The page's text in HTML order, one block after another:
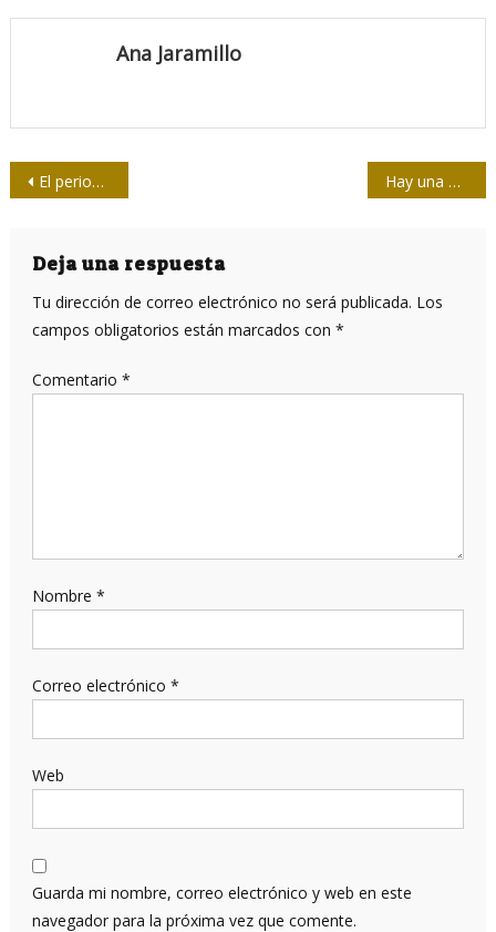
Ana Jaramillo
Navegación
entradas
El periodista y poeta Hay una guerra global en marcha, mientras el Dólar se devora al Euro
Deja una respuesta
Tu dirección de correo electrónico no será publicada. Los
campos obligatorios están marcados con *
Comentario *
Nombre *
Correo electrónico *
Web
Guarda mi nombre, correo electrónico y web en este
navegador para la próxima vez que comente.